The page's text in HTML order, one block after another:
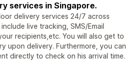
services in Singapore.
delivery services 24/7 across
live tracking, SMS/Email
recipients,etc. You will also get to
upon delivery. Furthermore, you can
directly to check on his arrival time.